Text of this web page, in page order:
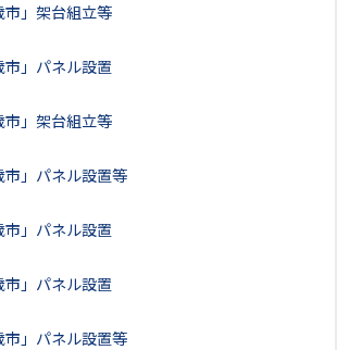
市」架台組立等
市」パネル設置
市」架台組立等
市」パネル設置等
市」パネル設置
市」パネル設置
市」パネル設置等